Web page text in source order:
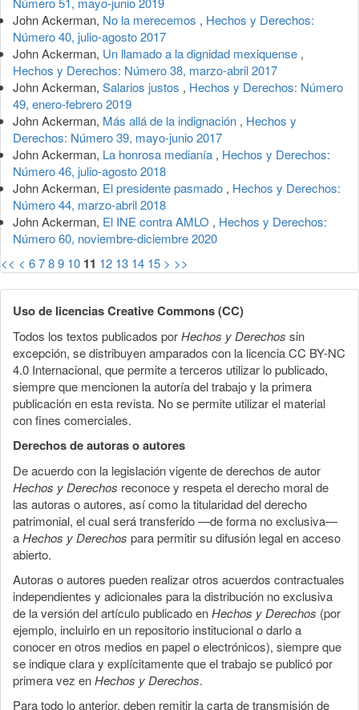
John Ackerman, No la merecemos , Hechos y Derechos:
Número 40, julio-agosto 2017
John Ackerman, Un llamado a la dignidad mexiquense ,
Hechos y Derechos: Número 38, marzo-abril 2017
John Ackerman, Salarios justos , Hechos y Derechos: Número
49, enero-febrero 2019
John Ackerman, Más allá de la indignación , Hechos y
Derechos: Número 39, mayo-junio 2017
John Ackerman, La honrosa medianía , Hechos y Derechos:
Número 46, julio-agosto 2018
John Ackerman, El presidente pasmado , Hechos y Derechos:
Número 44, marzo-abril 2018
John Ackerman, El INE contra AMLO , Hechos y Derechos:
Número 60, noviembre-diciembre 2020
<< < 6789 10 11 12 13 14 15 > >>
Uso de licencias Creative Commons (CC)
Todos los textos publicados porHechos y Derechos sin
excepción, se distribuyen amparados con la licencia CC BY-NC
4.0 Internacional, que permite a terceros utilizar lo publicado,
siempre que mencionen la autoría del trabajo y la primera
publicación en esta revista. No se permite utilizar el material
con fines comerciales.
Derechos de autoras o autores
De acuerdo con la legislación vigente de derechos de autor
Hechos y Derechos reconoce y respeta el derecho moral de
las autoras o autores, así como la titularidad del derecho
patrimonial, el cual será transferido —de forma no exclusiva—
aHechos y Derechos para permitir su difusión legal en acceso
abierto.
Autoras o autores pueden realizar otros acuerdos contractuales
independientes y adicionales para la distribución no exclusiva
de la versión del artículo publicado enHechos y Derechos (por
ejemplo, incluirlo en un repositorio institucional o darlo a
conocer en otros medios en papel o electrónicos), siempre que
se indique clara y explícitamente que el trabajo se publicó por
primera vez enHechos y Derechos.
Para todo lo anterior, deben remitir la carta de transmisión de